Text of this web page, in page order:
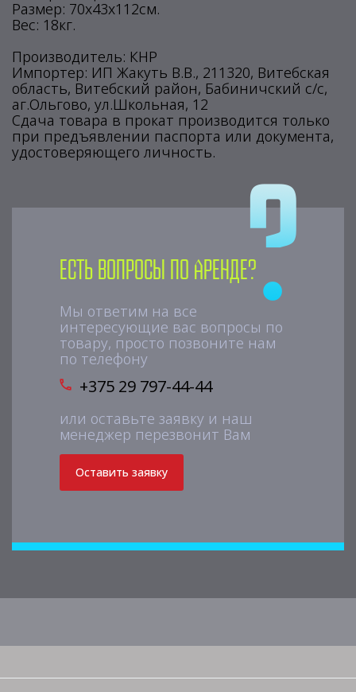
Размер: 70х43х112см.
Вес: 18кг.
Производитель: КНР
Импортер: ИП Жакуть В.В., 211320, Витебская
область, Витебский район, Бабиничский с/с,
аг.Ольгово, ул.Школьная, 12
Сдача товара в прокат производится только
при предъявлении паспорта или документа,
удостоверяющего личность.
Есть вопросы по аренде?
Мы ответим на все
интересующие вас вопросы по
товару, просто позвоните нам
по телефону
+375 29 797-44-44
или оставьте заявку и наш
менеджер перезвонит Вам
Оставить заявку